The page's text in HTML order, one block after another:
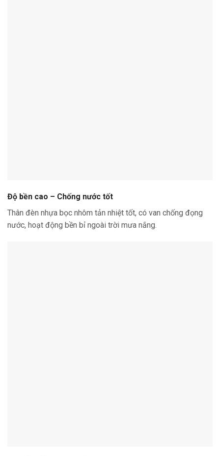
Độ bền cao – Chống nước tốt
Thân đèn nhựa bọc nhôm tản nhiệt tốt, có van chống đọng
nước, hoạt động bền bỉ ngoài trời mưa nắng.